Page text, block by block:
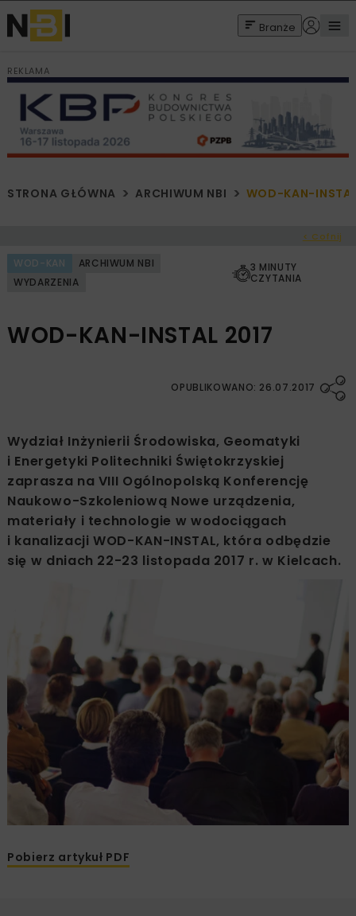
Branże
REKLAMA
STRONA GŁÓWNA ARCHIWUM NBI WOD-KAN-
< Cofnij
WOD-KAN
ARCHIWUM NBI
WYDARZENIA
3 MINUTY
CZYTANIA
WOD-KAN-INSTAL 2017
OPUBLIKOWANO: 26.07.2017
Wydział Inżynierii Środowiska, Geomatyki
i Energetyki Politechniki Świętokrzyskiej
zaprasza na VIII Ogólnopolską Konferencję
Naukowo-Szkoleniową Nowe urządzenia,
materiały i technologie w wodociągach
i kanalizacji WOD-KAN-INSTAL, która odbędzie
się w dniach 22-23 listopada 2017 r. w Kielcach.
Pobierz artykuł PDF